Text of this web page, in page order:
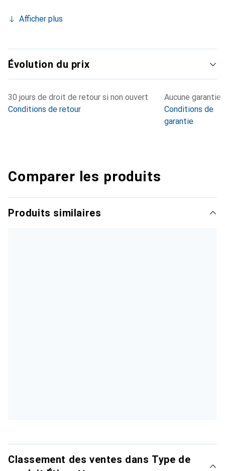
Afficher plus
Évolution du prix
30 jours de droit de retour si non ouvert
Conditions de retour
Aucune garantie
Conditions de
garantie
Comparer les produits
Produits similaires
Classement des ventes dans Type de